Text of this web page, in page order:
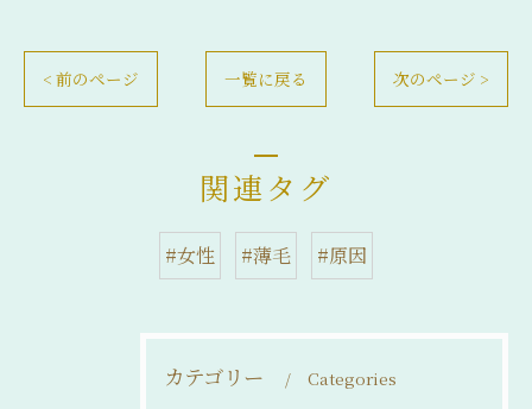
< 前のページ 一覧に戻る 次のページ >
関連タグ
#女性 #薄毛 #原因
カテゴリー Categories